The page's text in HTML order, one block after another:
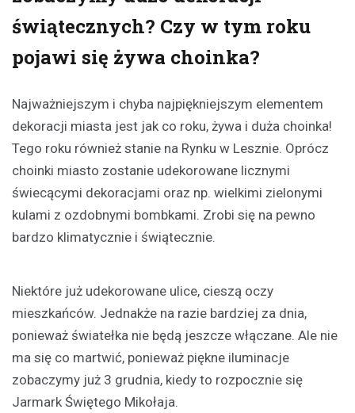
świątecznych? Czy w tym roku
pojawi się żywa choinka?
Najważniejszym i chyba najpiękniejszym elementem
dekoracji miasta jest jak co roku, żywa i duża choinka!
Tego roku również stanie na Rynku w Lesznie. Oprócz
choinki miasto zostanie udekorowane licznymi
świecącymi dekoracjami oraz np. wielkimi zielonymi
kulami z ozdobnymi bombkami. Zrobi się na pewno
bardzo klimatycznie i świątecznie.
Niektóre już udekorowane ulice, cieszą oczy
mieszkańców. Jednakże na razie bardziej za dnia,
ponieważ światełka nie będą jeszcze włączane. Ale nie
ma się co martwić, ponieważ piękne iluminacje
zobaczymy już 3 grudnia, kiedy to rozpocznie się
Jarmark Świętego Mikołaja.